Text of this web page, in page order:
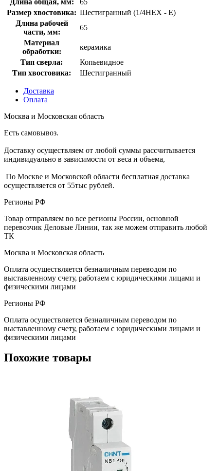
Размер хвостовика: Шестигранный (1/4HEX - E)
Длина рабочей
части, мм:
65
Материал
обработки:
керамика
Тип сверла:
Копьевидное
Тип хвостовика:
Шестигранный
Доставка
Оплата
Москва и Московская область
Есть самовывоз.
Доставку осуществляем от любой суммы рассчитывается
индивидуально в зависимости от веса и объема,
По Москве и Московской области бесплатная доставка
осуществляется от 55тыс рублей.
Регионы РФ
Товар отправляем во все регионы России, основной
перевозчик Деловые Линии, так же можем отправить любой
ТК
Москва и Московская область
Оплата осуществляется безналичным переводом по
выставленному счету, работаем с юридическими лицами и
физическими лицами
Регионы РФ
Оплата осуществляется безналичным переводом по
выставленному счету, работаем с юридическими лицами и
физическими лицами
Похожие товары